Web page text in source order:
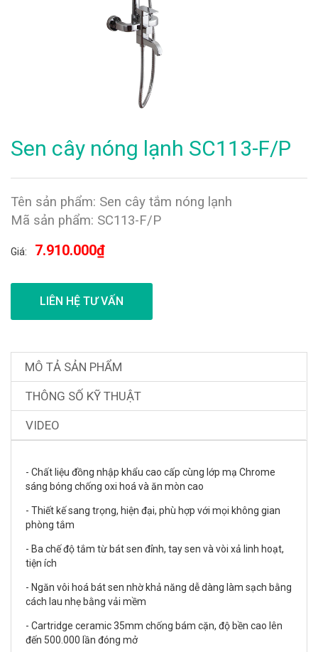
Sen cây nóng lạnh SC113-F/P
Tên sản phẩm: Sen cây tắm nóng lạnh
Mã sản phẩm: SC113-F/P
Giá: 7.910.000₫
LIÊN HỆ TƯ VẤN
MÔ TẢ SẢN PHẨM
THÔNG SỐ KỸ THUẬT
VIDEO
- Chất liệu đồng nhập khẩu cao cấp cùng lớp mạ Chrome
sáng bóng chống oxi hoá và ăn mòn cao
- Thiết kế sang trọng, hiện đại, phù hợp với mọi không gian
phòng tắm
- Ba chế độ tắm từ bát sen đỉnh, tay sen và vòi xả linh hoạt,
tiện ích
- Ngăn vôi hoá bát sen nhờ khả năng dễ dàng làm sạch bằng
cách lau nhẹ bằng vải mềm
- Cartridge ceramic 35mm chống bám cặn, độ bền cao lên
đến 500.000 lần đóng mở